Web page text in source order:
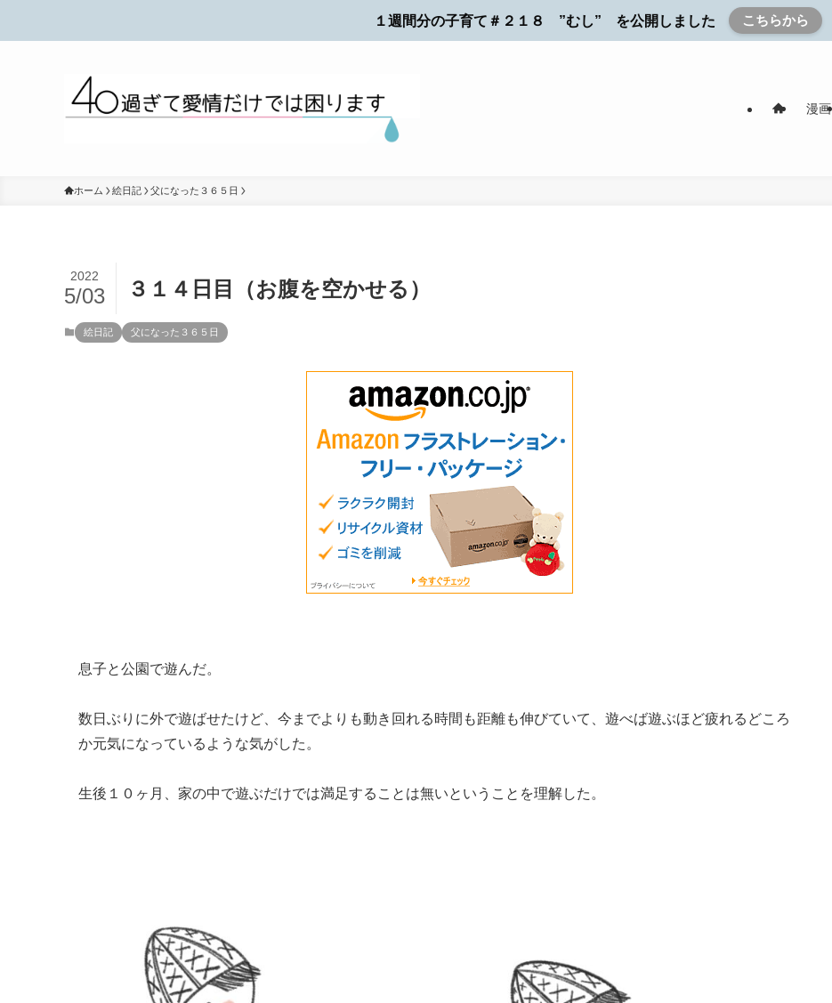
１週間分の子育て＃２１８ ”むし” を公開しました こちらから
漫画
ホーム 絵日記 父になった３６５日
３１４日目（お腹を空かせる）
2022
5/03
絵日記 父になった３６５日
息子と公園で遊んだ。
数日ぶりに外で遊ばせたけど、今までよりも動き回れる時間も距離も伸びていて、遊べば遊ぶほど疲れるどころ
か元気になっているような気がした。
生後１０ヶ月、家の中で遊ぶだけでは満足することは無いということを理解した。